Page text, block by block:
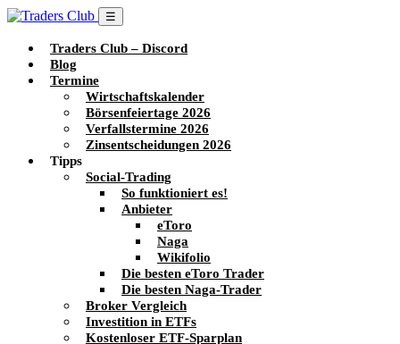
☰
Traders Club – Discord
Blog
Termine
Wirtschaftskalender
Börsenfeiertage 2026
Verfallstermine 2026
Zinsentscheidungen 2026
Tipps
Social-Trading
So funktioniert es!
Anbieter
eToro
Naga
Wikifolio
Die besten eToro Trader
Die besten Naga-Trader
Broker Vergleich
Investition in ETFs
Kostenloser ETF-Sparplan